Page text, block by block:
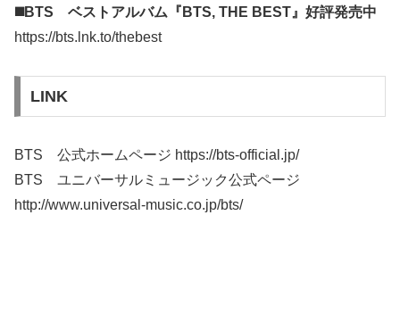
◼️BTS ベストアルバム『BTS, THE BEST』好評発売中
https://bts.lnk.to/thebest
LINK
BTS 公式ホームページ https://bts-official.jp/
BTS ユニバーサルミュージック公式ページ
http://www.universal-music.co.jp/bts/